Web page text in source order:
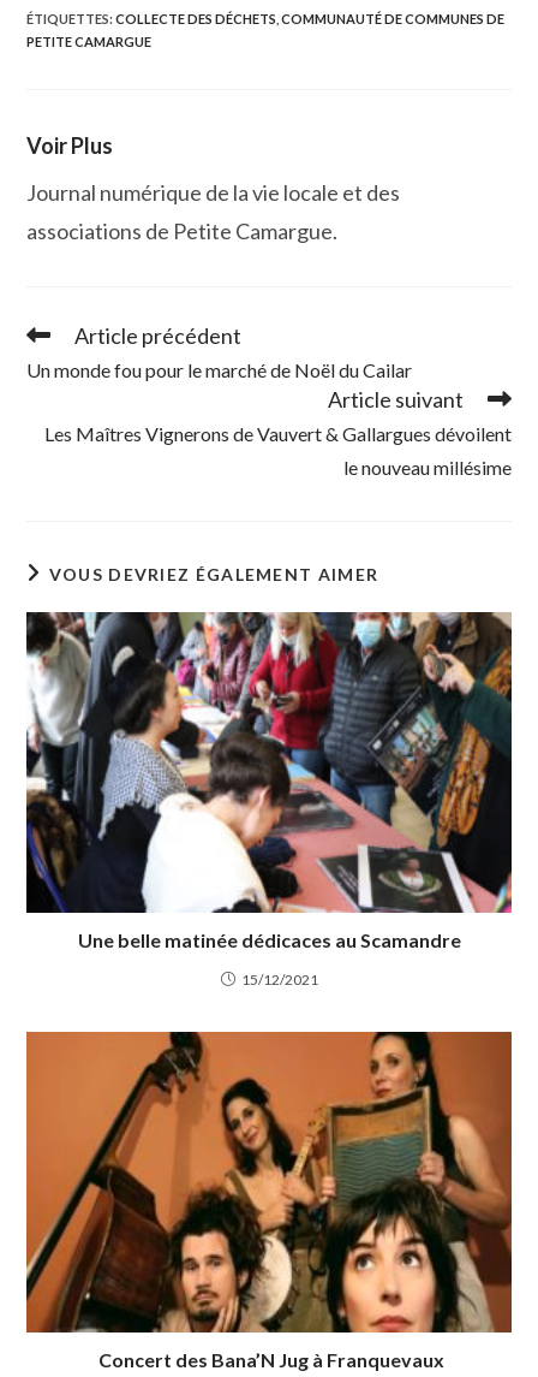
fenêtrefenêtrefenêtrefenêtre
ÉTIQUETTES:COLLECTE DES DÉCHETS COMMUNAUTÉ DE COMMUNES DE
PETITE CAMARGUE
Voir Plus
Journal numérique de la vie locale et des
associations de Petite Camargue.
Read
articles
Article précédent
Un monde fou pour le marché de Noël du Cailar
Article suivant
Les Maîtres Vignerons de Vauvert & Gallargues dévoilent
le nouveau millésime
VOUS DEVRIEZ ÉGALEMENT AIMER
Une belle matinée dédicaces au Scamandre
15/12/2021
Concert des Bana’N Jug à Franquevaux